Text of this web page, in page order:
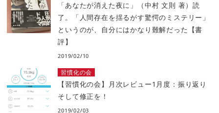
「あなたが消えた夜に」（中村 文則 著）読
了。「人間存在を揺るがす驚愕のミステリー」
というのが、自分にはかなり難解だった【書
評】
2019/02/10
習慣化の会
【習慣化の会】月次レビュー1月度：振り返り
そして修正を！
2019/02/03